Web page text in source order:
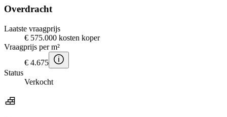
Overdracht
Laatste vraagprijs
€ 575.000 kosten koper
Vraagprijs per m²
€ 4.675
Status
Verkocht